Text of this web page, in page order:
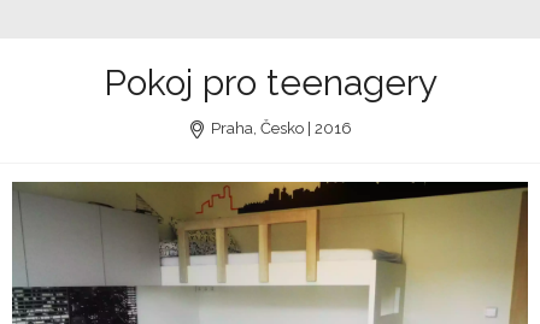
Pokoj pro teenagery
Praha, Česko | 2016